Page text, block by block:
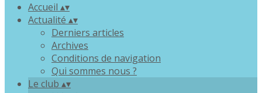
Accueil ▴▾
Actualité ▴▾
Derniers articles
Archives
Conditions de navigation
Qui sommes nous ?
Le club ▴▾